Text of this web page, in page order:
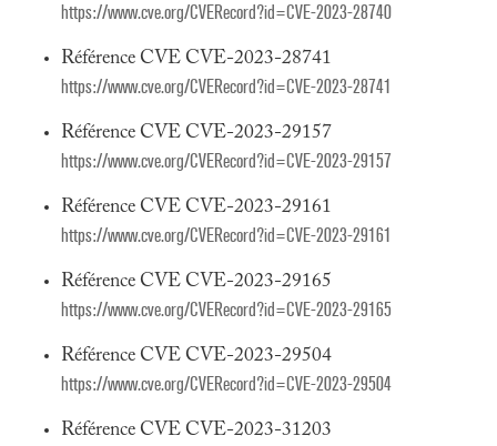
https://www.cve.org/CVERecord?id=CVE-2023-28740
Référence CVE CVE-2023-28741
https://www.cve.org/CVERecord?id=CVE-2023-28741
Référence CVE CVE-2023-29157
https://www.cve.org/CVERecord?id=CVE-2023-29157
Référence CVE CVE-2023-29161
https://www.cve.org/CVERecord?id=CVE-2023-29161
Référence CVE CVE-2023-29165
https://www.cve.org/CVERecord?id=CVE-2023-29165
Référence CVE CVE-2023-29504
https://www.cve.org/CVERecord?id=CVE-2023-29504
Référence CVE CVE-2023-31203